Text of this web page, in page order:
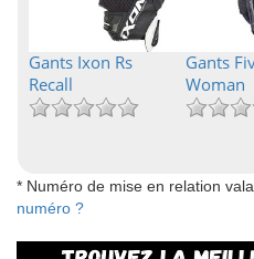
Gants Ixon Rs
Recall
Gants
Woman
* Numéro de mise en relation
numéro ?